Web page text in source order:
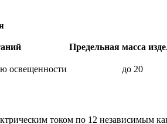
Предельная масса
освещенности до 20
током по 12 независимым